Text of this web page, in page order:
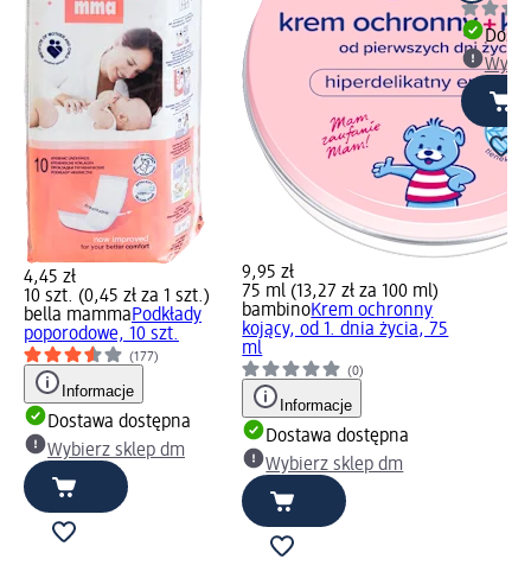
4,45 zł
10 szt. (0,45 zł za 1 szt.)
bella mammaPodkłady
poporodowe, 10 szt.
(177)
Informacje
Dostawa dostępna
Wybierz sklep dm
9,95 zł
75 ml (13,27 zł za 100 ml)
bambinoKrem ochronny
kojący, od 1. dnia życia, 75
ml
(0)
Informacje
Dostawa dostępna
Wybierz sklep dm